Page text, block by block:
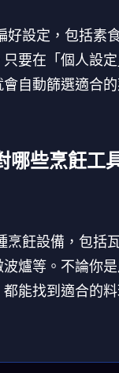
好設定，包括素
要在「個人設
自動篩選適合
哪些烹飪工
烹飪設備，包括
爐等。不論你
能找到適合的